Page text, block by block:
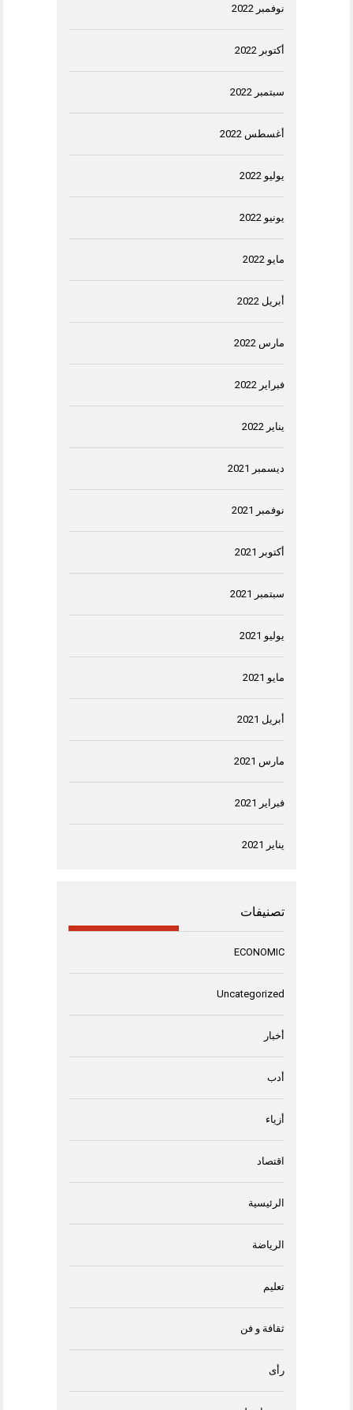
نوفمبر 2022
أكتوبر 2022
سبتمبر 2022
أغسطس 2022
يوليو 2022
يونيو 2022
مايو 2022
أبريل 2022
مارس 2022
فبراير 2022
يناير 2022
ديسمبر 2021
نوفمبر 2021
أكتوبر 2021
سبتمبر 2021
يوليو 2021
مايو 2021
أبريل 2021
مارس 2021
فبراير 2021
يناير 2021
تصنيفات
ECONOMIC
Uncategorized
أخبار
أدب
أزياء
اقتصاد
الرئيسية
الرياضة
تعليم
ثقافة و فن
رأى